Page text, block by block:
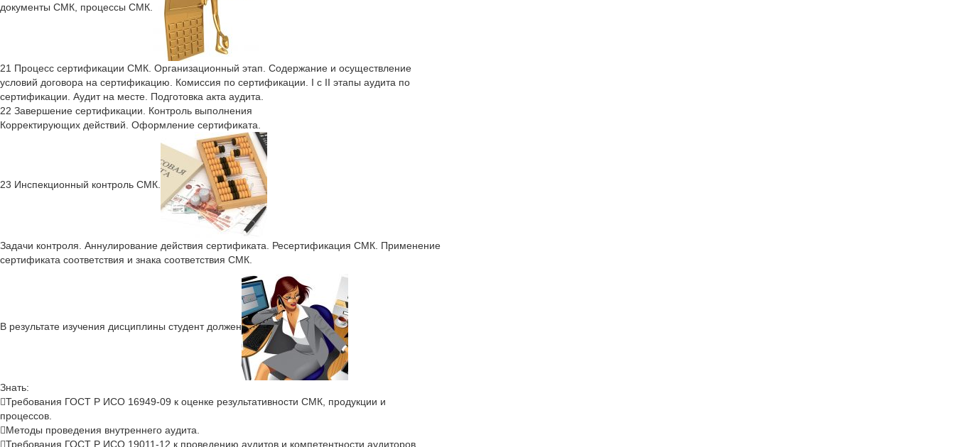
документы СМК, процессы СМК.
21 Процесс сертификации СМК. Организационный этап. Содержание и осуществление
условий договора на сертификацию. Комиссия по сертификации. I с II этапы аудита по
сертификации. Аудит на месте. Подготовка акта аудита.
22 Завершение сертификации. Контроль выполнения
Корректирующих действий. Оформление сертификата.
23 Инспекционный контроль СМК.
Задачи контроля. Аннулирование действия сертификата. Ресертификация СМК. Применение
сертификата соответствия и знака соответствия СМК.
В результате изучения дисциплины студент должен
Знать:
Требования ГОСТ Р ИСО 16949-09 к оценке результативности СМК, продукции и
процессов.
Методы проведения внутреннего аудита.
Требования ГОСТ Р ИСО 19011-12 к проведению аудитов и компетентности аудиторов.